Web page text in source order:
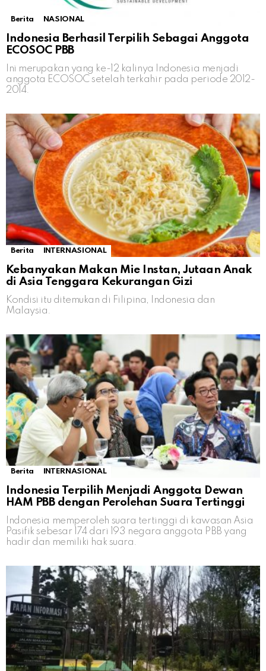
Berita NASIONAL
Indonesia Berhasil Terpilih Sebagai Anggota
ECOSOC PBB
Ini merupakan yang ke-12 kalinya Indonesia menjadi
anggota ECOSOC setelah terkahir pada periode 2012-
2014.
Berita INTERNASIONAL
Kebanyakan Makan Mie Instan, Jutaan Anak
di Asia Tenggara Kekurangan Gizi
Kondisi itu ditemukan di Filipina, Indonesia dan
Malaysia.
Berita INTERNASIONAL
Indonesia Terpilih Menjadi Anggota Dewan
HAM PBB dengan Perolehan Suara Tertinggi
Indonesia memperoleh suara tertinggi di kawasan Asia
Pasifik sebesar 174 dari 193 negara anggota PBB yang
hadir dan memiliki hak suara.